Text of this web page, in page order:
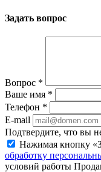
Задать вопрос
Вопрос *
Ваше имя *
Телефон *
E-mail
Подтвердите, что вы
Нажимая кнопку
обработку
условий работы